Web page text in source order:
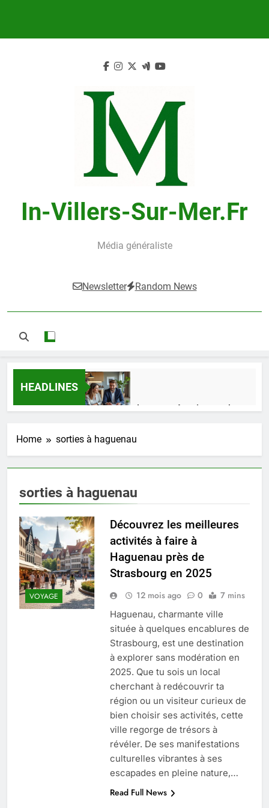
In-Villers-Sur-Mer.fr
Média généraliste
Newsletter Random News
HEADLINES
Guide complet pour réussir un achat
1 Semaine Ago
impact dans le domaine médical
4 Mois Ago
Quel est le salaire de Myriam Seurat en
2025 ?
4 Mois Ago
Okrami : comprendre ses
fonctionnalités clés et avantages
4 Mois Ago
Découvrez notre test d’orientation
gratuit spécialement conçu pour
collégiens et lycéens
4 Mois Ago
Liste complète des marques
rezoactif.com à connaître en 2025
Home sorties à haguenau
sorties à haguenau
VOYAGE
Découvrez les meilleures
activités à faire à
Haguenau près de
Strasbourg en 2025
12 mois ago 0 7 mins
Haguenau, charmante ville
située à quelques encablures de
Strasbourg, est une destination
à explorer sans modération en
2025. Que tu sois un local
cherchant à redécouvrir ta
région ou un visiteur curieux de
bien choisir ses activités, cette
ville regorge de trésors à
révéler. De ses manifestations
culturelles vibrantes à ses
escapades en pleine nature,…
Read Full News